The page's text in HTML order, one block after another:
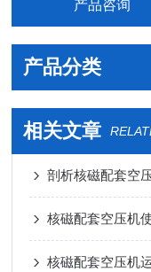
产品咨询
产品分类
相关文章
剖析核磁配套空
核磁配套空压机
核磁配套空压机